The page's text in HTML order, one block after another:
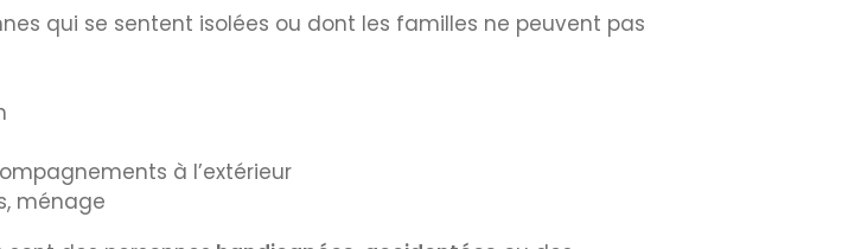
qui se sentent isolées ou dont les familles ne peuvent pas
à l’extérieur
ménage